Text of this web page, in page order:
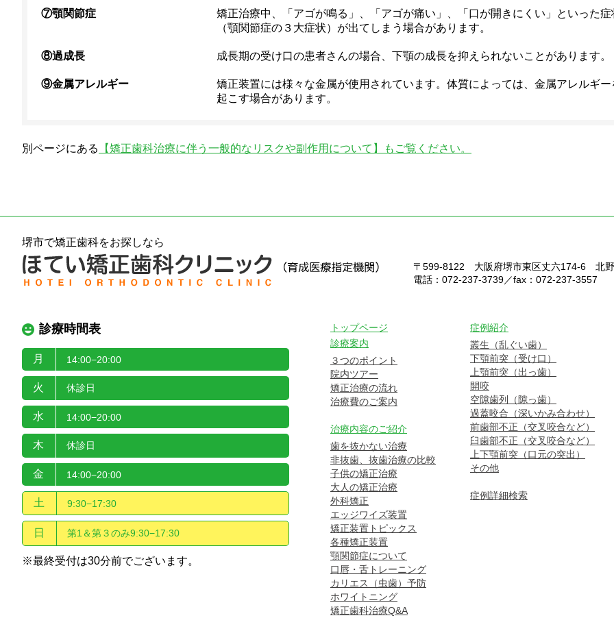
⑦顎関節症
矯正治療中、「アゴが鳴る」、「アゴが痛い」、「口が開きにくい」といった症
（顎関節症の３大症状）が出てしまう場合があります。
⑧過成長 成長期の受け口の患者さんの場合、下顎の成長を抑えられないことがあります。
⑨金属アレルギー
矯正装置には様々な金属が使用されています。体質によっては、金属アレルギー
起こす場合があります。
別ページにある 【矯正歯科治療に伴う一般的なリスクや副作用について】もご覧ください。
堺市で矯正歯科をお探しなら
〒599-8122 大阪府堺市東区丈六174-6 北
電話：072-237-3739／fax：072-237-3557
診療時間表
月 14:00−20:00
火 休診日
水 14:00−20:00
木 休診日
金 14:00−20:00
土 9:30−17:30
日 第1＆第３のみ9:30−17:30
※最終受付は30分前でございます。
トップページ
診療案内
３つのポイント
院内ツアー
矯正治療の流れ
治療費のご案内
治療内容のご紹介
歯を抜かない治療
非抜歯、抜歯治療の比較
子供の矯正治療
大人の矯正治療
外科矯正
エッジワイズ装置
矯正装置トピックス
各種矯正装置
顎関節症について
口唇・舌トレーニング
カリエス（虫歯）予防
ホワイトニング
矯正歯科治療Q&A
症例紹介
叢生（乱ぐい歯）
下顎前突（受け口）
上顎前突（出っ歯）
開咬
空隙歯列（隙っ歯）
過蓋咬合（深いかみ合わせ）
前歯部不正（交叉咬合など）
臼歯部不正（交叉咬合など）
上下顎前突（口元の突出）
その他
症例詳細検索